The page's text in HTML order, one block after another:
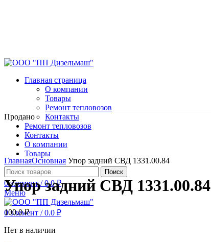
Главная страница
О компании
Товары
Ремонт тепловозов
Контакты
Ремонт тепловозов
Контакты
О компании
Товары
Поиск
0элемент / 0.0₽
Меню
0элемент / 0.0 ₽
Продано
Нажмите, чтобы увеличить
ГлавнаяОсновная Упор задний СВД 1331.00.84
Упор задний СВД 1331.00.84
100.0₽
Нет в наличии